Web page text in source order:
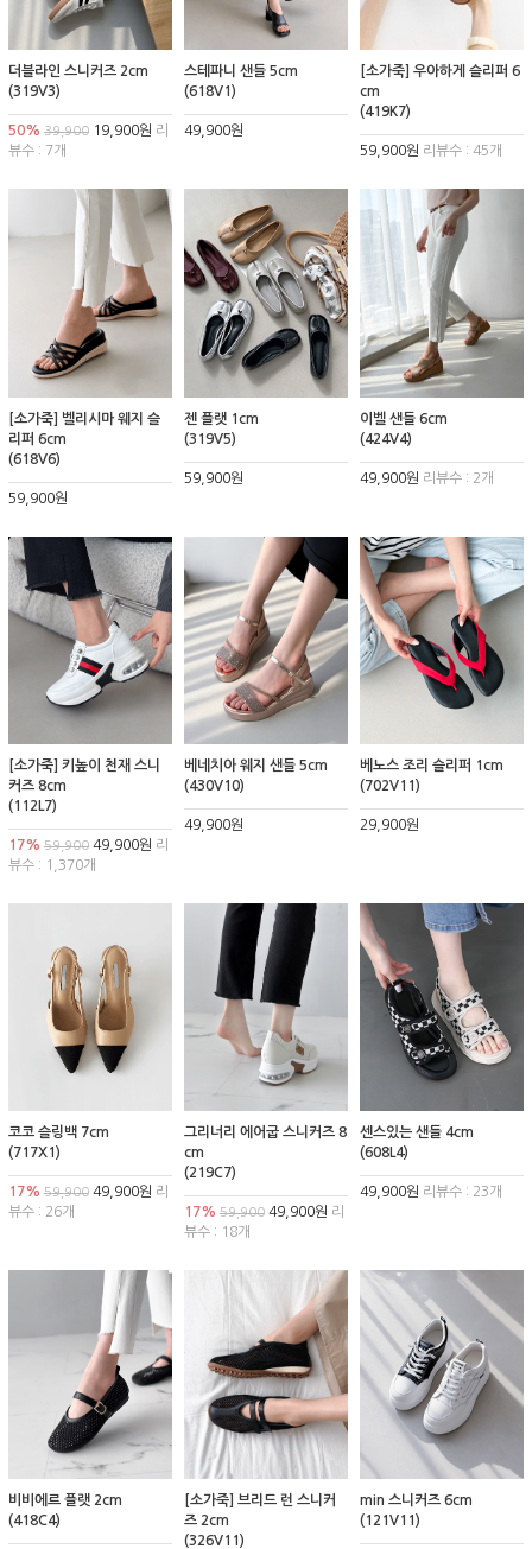
더블라인 스니커즈 2cm
(319V3)
50% 39,900 19,900원 리
뷰수 : 7개
스테파니 샌들 5cm
(618V1)
49,900원
[소가죽] 우아하게 슬리퍼 6
cm
(419K7)
59,900원 리뷰수 : 45개
[소가죽] 벨리시마 웨지 슬
리퍼 6cm
(618V6)
59,900원
젠 플랫 1cm
(319V5)
59,900원
이벨 샌들 6cm
(424V4)
49,900원 리뷰수 : 2개
[소가죽] 키높이 천재 스니
커즈 8cm
(112L7)
17% 59,900 49,900원 리
뷰수 : 1,370개
베네치아 웨지 샌들 5cm
(430V10)
49,900원
베노스 조리 슬리퍼 1cm
(702V11)
29,900원
코코 슬링백 7cm
(717X1)
17% 59,900 49,900원 리
뷰수 : 26개
그리너리 에어굽 스니커즈 8
cm
(219C7)
17% 59,90049,900원 리
뷰수 : 18개
센스있는 샌들 4cm
(608L4)
49,900원 리뷰수 : 23개
비비에르 플랫 2cm
(418C4)
[소가죽] 브리드 런 스니커
즈 2cm
(326V11)
min 스니커즈 6cm
(121V11)